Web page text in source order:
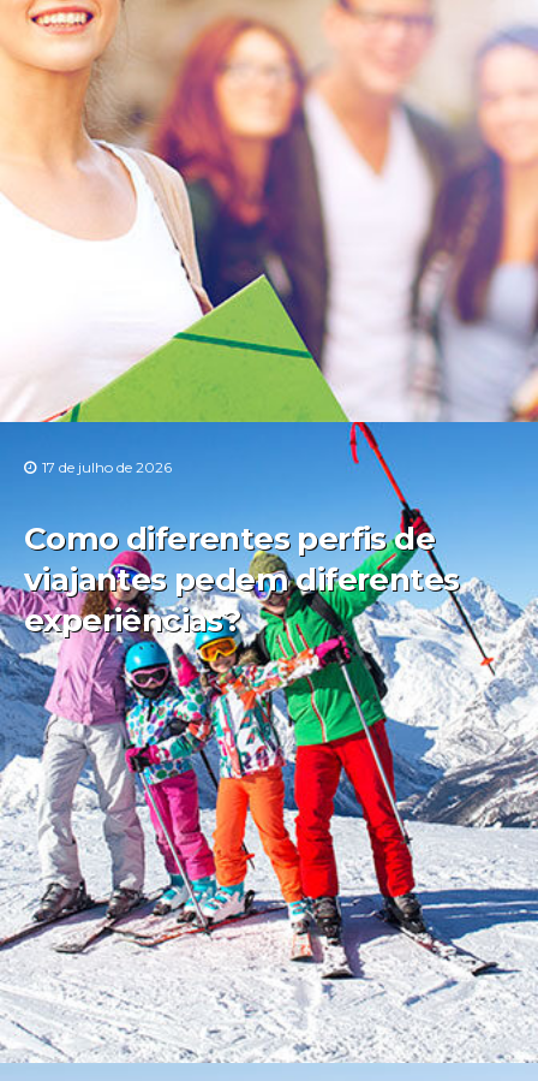
17 de julho de 2026
Como diferentes perfis de
viajantes pedem diferentes
experiências?